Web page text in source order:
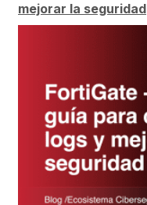
mejorar la seguridad